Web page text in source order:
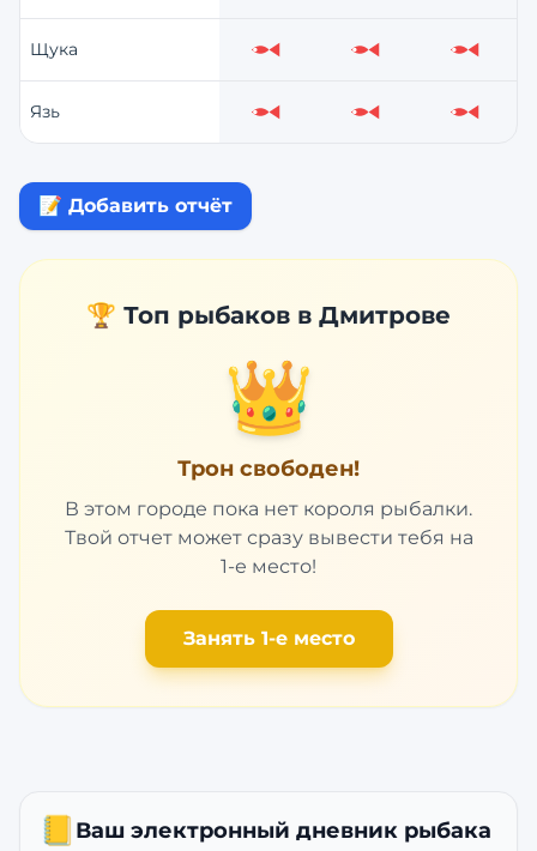
Щука Слабо Слабо Слабо
Язь Слабо Слабо Слабо
📝 Добавить отчёт
🏆 Топ рыбаков в Дмитрове
👑
Трон свободен!
В этом городе пока нет короля рыбалки.
Твой отчет может сразу вывести тебя на
1-е место!
Занять 1-е место
📒 Ваш электронный дневник рыбака